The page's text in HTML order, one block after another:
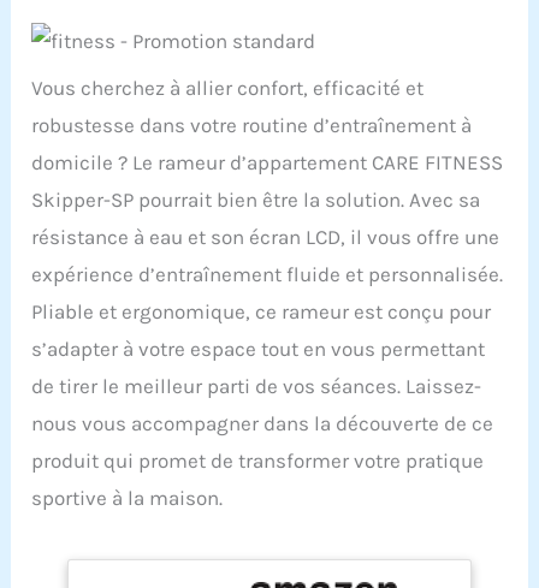
Vous cherchez à allier confort, efficacité et
robustesse dans votre routine d’entraînement à
domicile ? Le rameur d’appartement CARE FITNESS
Skipper-SP pourrait bien être la solution. Avec sa
résistance à eau et son écran LCD, il vous offre une
expérience d’entraînement fluide et personnalisée.
Pliable et ergonomique, ce rameur est conçu pour
s’adapter à votre espace tout en vous permettant
de tirer le meilleur parti de vos séances. Laissez-
nous vous accompagner dans la découverte de ce
produit qui promet de transformer votre pratique
sportive à la maison.